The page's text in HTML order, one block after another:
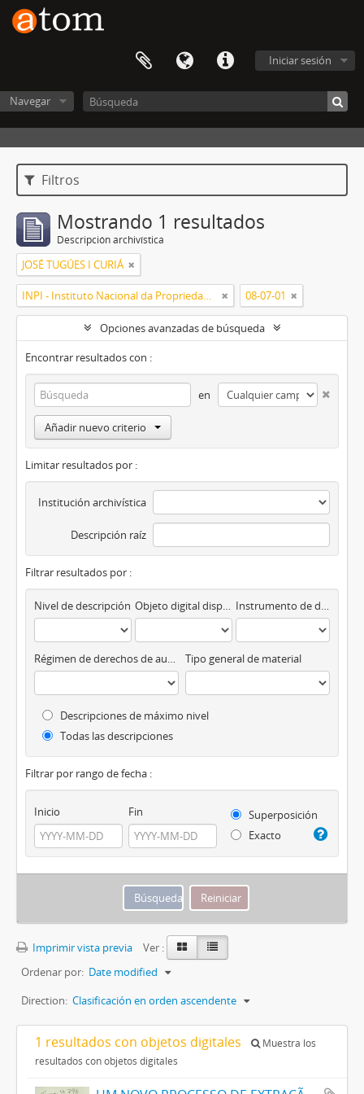
Iniciar sesión
Navegar
Filtros
Mostrando 1 resultados
Descripción archivística
JOSÉ TUGÚES I CURIÁ
INPI - Instituto Nacional da Propriedade Industrial 08-07-01
Opciones avanzadas de búsqueda
Encontrar resultados con :
en
Añadir nuevo criterio
Limitar resultados por :
Institución archivística
Descripción raíz
Filtrar resultados por :
Nivel de descripción Objeto digital disponibles Instrumento de descripción
Régimen de derechos de autor Tipo general de material
Descripciones de máximo nivel
Todas las descripciones
Filtrar por rango de fecha :
Inicio Fin
Superposición
Exacto
Imprimir vista previa
Ver :
Ordenar por: Date modified
Direction: Clasificación en orden ascendente
1 resultados con objetos digitales
Muestra los
resultados con objetos digitales